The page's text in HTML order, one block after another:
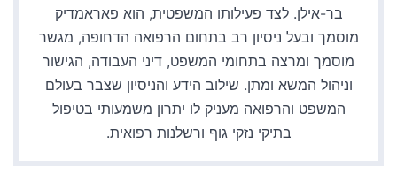
בר-אילן. לצד פעילותו המשפטית, הוא פאראמדיק
מוסמך ובעל ניסיון רב בתחום הרפואה הדחופה, מגשר
מוסמך ומרצה בתחומי המשפט, דיני העבודה, הגישור
וניהול המשא ומתן. שילוב הידע והניסיון שצבר בעולם
המשפט והרפואה מעניק לו יתרון משמעותי בטיפול
בתיקי נזקי גוף ורשלנות רפואית.